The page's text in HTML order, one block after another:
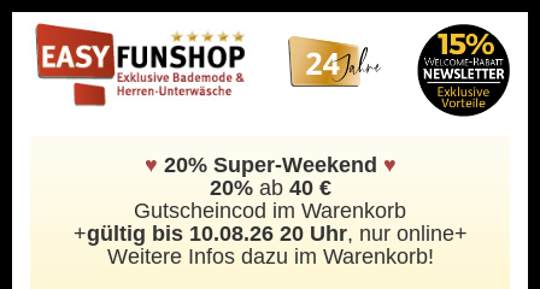
♥ 20% Super-Weekend ♥
20%ab 40 €
Gutscheincod im Warenkorb
+gültig bis 10.08.26 20 Uhr, nur online+
Weitere Infos dazu im Warenkorb!